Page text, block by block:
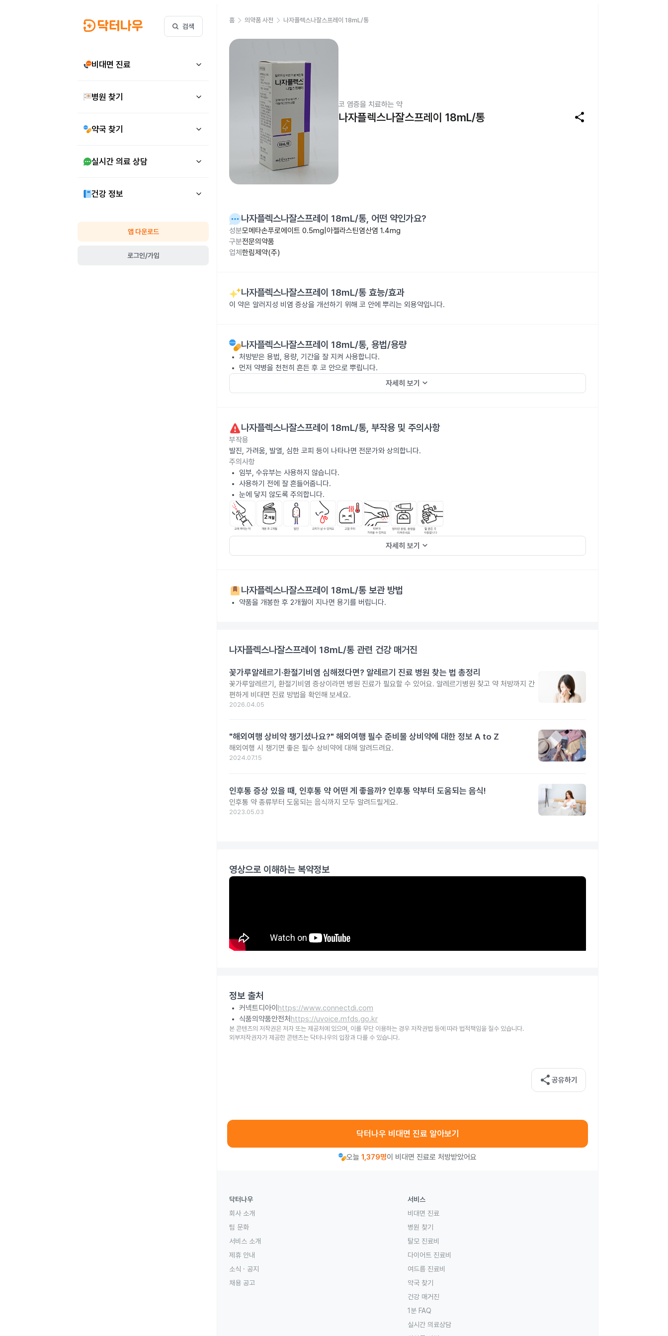
검색
비대면 진료
병원 찾기
약국 찾기
실시간 의료 상담
건강 정보
앱 다운로드
로그인/가입
홈 의약품 사전 나자플렉스나잘스프레이 18mL/통
코 염증을 치료하는 약
나자플렉스나잘스프레이 18mL/통 share
나자플렉스나잘스프레이 18mL/통, 어떤 약인가요?
성분모메타손푸로에이트 0.5mg|아젤라스틴염산염 1.4mg
구분전문의약품
업체 한림제약(주)
나자플렉스나잘스프레이 18mL/통 효능/효과
이 약은 알러지성 비염 증상을 개선하기 위해 코 안에 뿌리는 외용약입니다.
나자플렉스나잘스프레이 18mL/통, 용법/용량
처방받은 용법, 용량, 기간을 잘 지켜 사용합니다.
먼저 약병을 천천히 흔든 후 코 안으로 뿌립니다.
자세히 보기 keyboard_arrow_down
나자플렉스나잘스프레이 18mL/통, 부작용 및 주의사항
부작용
발진, 가려움, 발열, 심한 코피 등이 나타나면 전문가와 상의합니다.
주의사항
임부, 수유부는 사용하지 않습니다.
사용하기 전에 잘 흔들어줍니다.
눈에 닿지 않도록 주의합니다.
자세히 보기 keyboard_arrow_down
나자플렉스나잘스프레이 18mL/통 보관 방법
약품을 개봉한 후 2개월이 지나면 용기를 버립니다.
나자플렉스나잘스프레이 18mL/통 관련 건강 매거진
꽃가루알레르기·환절기비염 심해졌다면? 알레르기 진료 병원 찾는 법 총정리
꽃가루알레르기, 환절기비염 증상이라면 병원 진료가 필요할 수 있어요. 알레르기병원 찾고 약 처방까지 간
편하게 비대면 진료 방법을 확인해 보세요.
2026.04.05
"해외여행 상비약 챙기셨나요?" 해외여행 필수 준비물 상비약에 대한 정보 A to Z
해외여행 시 챙기면 좋은 필수 상비약에 대해 알려드려요.
2024.07.15
인후통 증상 있을 때, 인후통 약 어떤 게 좋을까? 인후통 약부터 도움되는 음식!
인후통 약 종류부터 도움되는 음식까지 모두 알려드릴게요.
2023.05.03
영상으로 이해하는 복약정보
정보 출처
커넥트디아이 https://www.connectdi.com
식품의약품안전처 https://uvoice.mfds.go.kr
본 콘텐츠의 저작권은 저자 또는 제공처에 있으며, 이를 무단 이용하는 경우 저작권법 등에 따라 법적책임을 질수 있습니다.
외부저작권자가 제공한 콘텐츠는 닥터나우의 입장과 다를 수 있습니다.
share 공유하기
닥터나우 비대면 진료 알아보기
오늘 1,379명이 비대면 진료로 처방받았어요
닥터나우
회사 소개
팀 문화
서비스 소개
제휴 안내
소식 · 공지
채용 공고
서비스
비대면 진료
병원 찾기
탈모 진료비
다이어트 진료비
여드름 진료비
약국 찾기
건강 매거진
1분 FAQ
실시간 의료상담